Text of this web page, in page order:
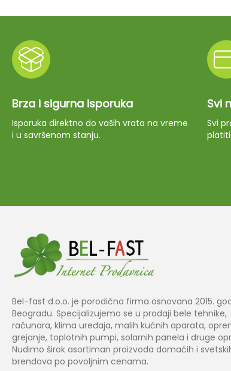
Brza i sigurna isporuka
Isporuka direktno do vaših vrata na vreme
i u savršenom stanju.
Svi
Svi
Bel-fast d.o.o. je porodična firma osnovana 2015.
Beogradu. Specijalizujemo se u prodaji bele tehnike,
računara, klima uređaja, malih kućnih aparata,
grejanje, toplotnih pumpi, solarnih panela i druge
Nudimo širok asortiman proizvoda domaćih i
brendova po povoljnim cenama.